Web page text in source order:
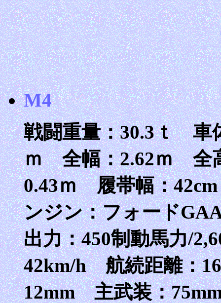
M4
戦闘重量：30.3ｔ 車
ｍ 全幅：2.62ｍ 全
0.43ｍ 履帯幅：
ンジン：フォード
出力：450制動馬力/
42km/h 航続距離：
12mm 主武装：